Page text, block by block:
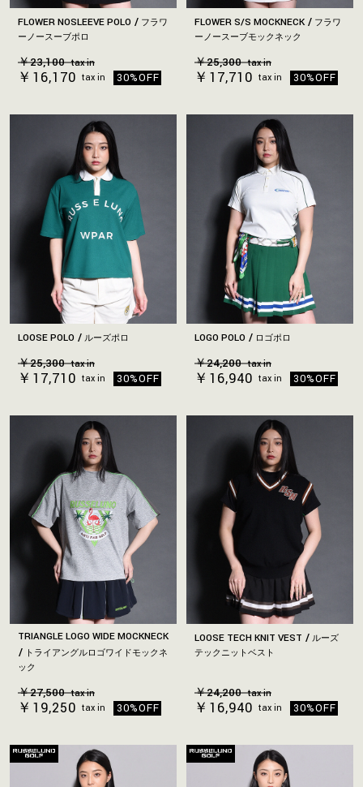
FLOWER NOSLEEVE POLO
フラワ
ーノースーブポロ
￥23,100 tax in
￥16,170 tax in 30%OFF
FLOWER S/S MOCKNECK
フラワ
ーノースーブモックネック
￥25,300 tax in
￥17,710 tax in 30%OFF
LOOSE POLO ルーズポロ
￥25,300 tax in
￥17,710 tax in 30%OFF
LOGO POLO ロゴポロ
￥24,200 tax in
￥16,940 tax in 30%OFF
TRIANGLE LOGO WIDE MOCKNECK
トライアングルロゴワイドモックネ
ック
￥27,500 tax in
￥19,250 tax in 30%OFF
LOOSE TECH KNIT VEST
ルーズ
テックニットベスト
￥24,200 tax in
￥16,940 tax in 30%OFF